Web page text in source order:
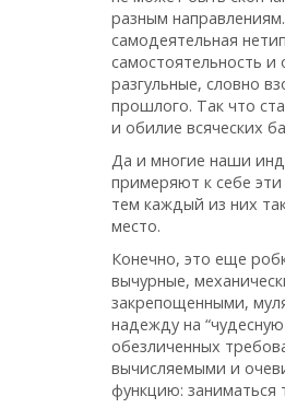
разным
самодеятельная
самостоятельность
разгульные, словно
прошлого. Так что
и обилие всяческих
Да и многие наши
примеряют к себе
тем каждый из них
место.
Конечно, это еще
вычурные,
закрепощенными,
надежду на
обезличенных
вычисляемыми и
функцию: заниматься